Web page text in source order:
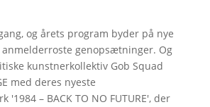
og årets program byder på nye
genopsætninger. Og
kunstnerkollektiv Gob Squad
med deres nyeste
'1984 – BACK TO NO FUTURE', der